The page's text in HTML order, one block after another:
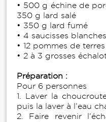
• 500 g échine de
350 g lard salé
• 350 g lard fumé
• 4 saucisses blanches
• 12 pommes de
• 2 à 3 grosses
Préparation :
Pour 6 personnes
1. Laver la
puis la laver à l’eau
2. Faire revenir